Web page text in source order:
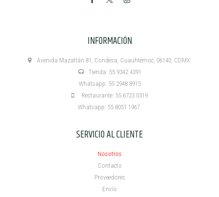
INFORMACIÓN
Avenida Mazatlán 81, Condesa, Cuauhtémoc, 06140, CDMX.
Tienda: 55 9342 4391
Whatsapp: 55 2948 8915
Restaurante: 55 6723 0319
Whatsapp: 55 8051 1967
SERVICIO AL CLIENTE
Nosotros
Contacto
Proveedores
Envío